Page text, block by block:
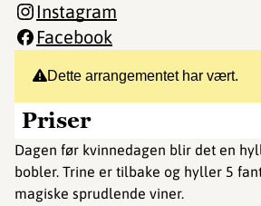
Dette arrangementet har vært.
Priser
Dagen før kvinnedagen blir det en
bobler. Trine er tilbake og hyller 5
magiske sprudlende viner.
Instagram
Facebook